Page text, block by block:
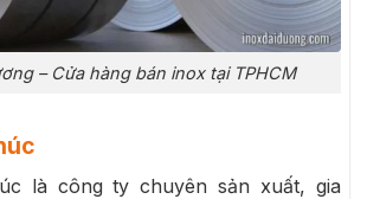
– Cửa hàng bán inox tại TPHCM
là công ty chuyên sản xuất, gia